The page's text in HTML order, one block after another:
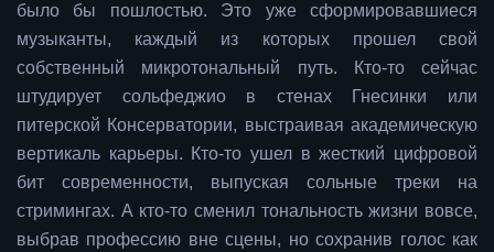
было бы пошлостью. Это уже сформировавшиеся
музыканты, каждый из которых прошел свой
собственный микротональный путь. Кто-то сейчас
штудирует сольфеджио в стенах Гнесинки или
питерской Консерватории, выстраивая академическую
вертикаль карьеры. Кто-то ушел в жесткий цифровой
бит современности, выпуская сольные треки на
стримингах. А кто-то сменил тональность жизни вовсе,
выбрав профессию вне сцены, но сохранив голос как